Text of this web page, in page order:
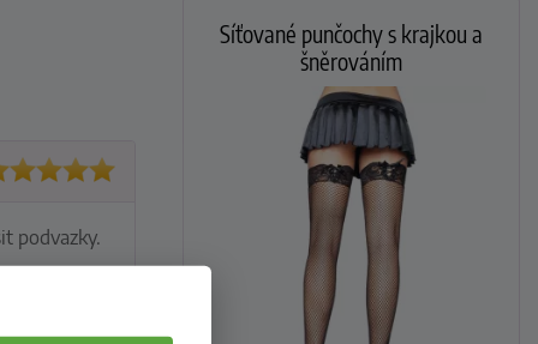
podvazky.
Síťované punčochy s krajkou a
šněrováním